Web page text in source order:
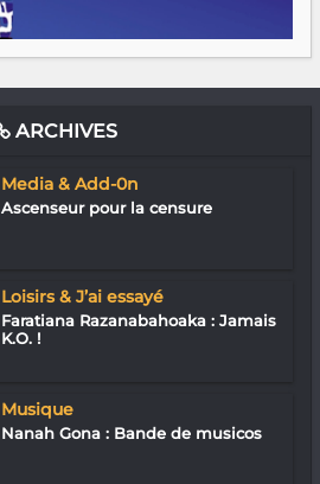
ARCHIVES
Media & Add-0n
Ascenseur pour la censure
Loisirs & J’ai essayé
Faratiana Razanabahoaka : Jamais
K.O. !
Musique
Nanah Gona : Bande de musicos